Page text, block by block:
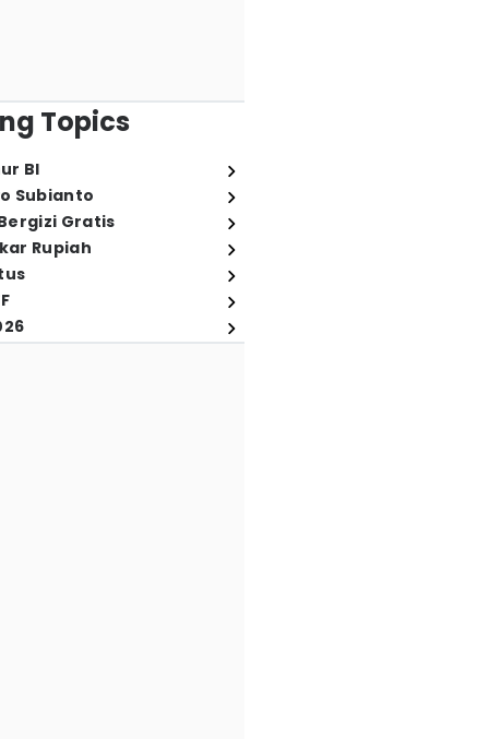
Topics
BI
Subianto
Gratis
Rupiah